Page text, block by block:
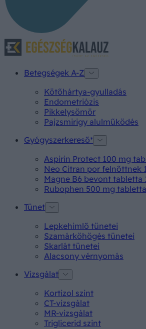
Betegségek A-Z
Kötőhártya-gyulladás
Endometriózis
Pikkelysömör
Pajzsmirigy alulműködés
Gyógyszerkereső*
Aspirin Protect 100 mg
Neo Citran por felnőttnek
Magne B6 bevont tabletta
Rubophen 500 mg
Tünet
Lepkehimlő tünetei
Szamárköhögés tünetei
Skarlát tünetei
Alacsony vérnyomás
Vizsgálat
Kortizol szint
CT-vizsgálat
MR-vizsgálat
Triglicerid szint